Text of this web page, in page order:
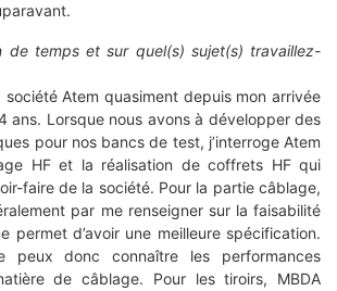
de temps et sur quel(s) sujet(s) travaillez-
Atem quasiment depuis mon arrivée
ans. Lorsque nous avons à développer des
pour nos bancs de test, j’interroge Atem
HF et la réalisation de coffrets HF qui
faire de la société. Pour la partie câblage,
par me renseigner sur la faisabilité
permet d’avoir une meilleure spécification.
peux donc connaître les performances
de câblage. Pour les tiroirs, MBDA